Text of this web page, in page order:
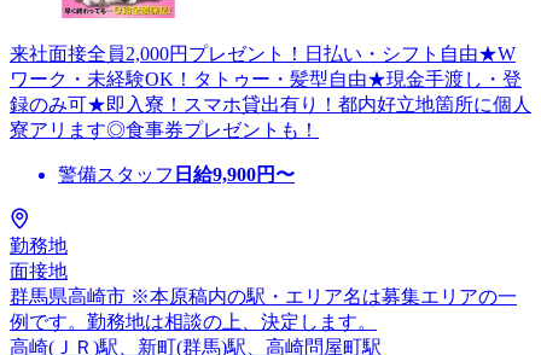
来社面接全員2,000円プレゼント！日払い・シフト自由★W
ワーク・未経験OK！タトゥー・髪型自由★現金手渡し・登
録のみ可★即入寮！スマホ貸出有り！都内好立地箇所に個人
寮アリます◎食事券プレゼントも！
警備スタッフ 日給9,900円〜
勤務地
面接地
群馬県高崎市 ※本原稿内の駅・エリア名は募集エリアの一
例です。勤務地は相談の上、決定します。
高崎(ＪＲ)駅、新町(群馬)駅、高崎問屋町駅